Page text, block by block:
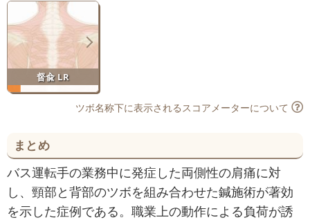
督兪 LR
ツボ名称下に表示されるスコアメーターについて
まとめ
バス運転手の業務中に発症した両側性の肩痛に対
し、頸部と背部のツボを組み合わせた鍼施術が著効
を示した症例である。職業上の動作による負荷が誘